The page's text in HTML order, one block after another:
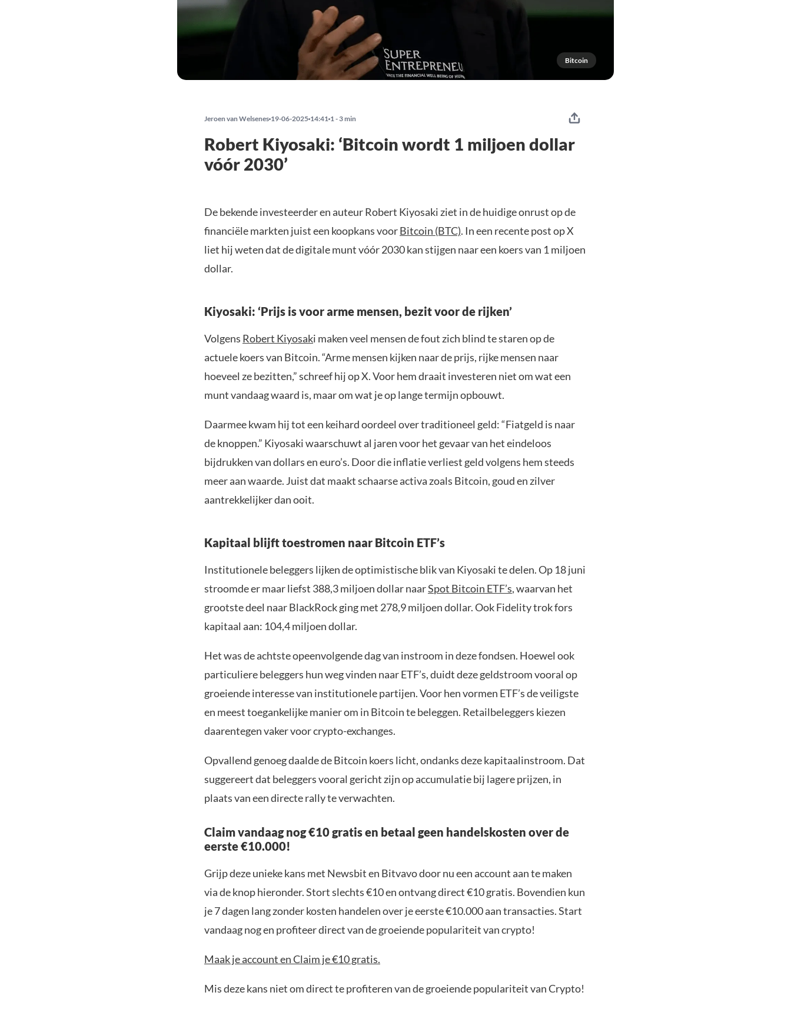
Bitcoin
Jeroen van Welsenes 19-06-2025 14:41 1 - 3 min
Robert Kiyosaki: ‘Bitcoin wordt 1 miljoen dollar
vóór 2030’
De bekende investeerder en auteur Robert Kiyosaki ziet in de huidige onrust op de
financiële markten juist een koopkans voorBitcoin (BTC). In een recente post op X
liet hij weten dat de digitale munt vóór 2030 kan stijgen naar een koers van 1 miljoen
dollar.
Kiyosaki: ‘Prijs is voor arme mensen, bezit voor de rijken’
Volgens Robert Kiyosaki maken veel mensen de fout zich blind te staren op de
actuele koers van Bitcoin. “Arme mensen kijken naar de prijs, rijke mensen naar
hoeveel ze bezitten,” schreef hij op X. Voor hem draait investeren niet om wat een
munt vandaag waard is, maar om wat je op lange termijn opbouwt.
Daarmee kwam hij tot een keihard oordeel over traditioneel geld: “Fiatgeld is naar
de knoppen.” Kiyosaki waarschuwt al jaren voor het gevaar van het eindeloos
bijdrukken van dollars en euro’s. Door die inflatie verliest geld volgens hem steeds
meer aan waarde. Juist dat maakt schaarse activa zoals Bitcoin, goud en zilver
aantrekkelijker dan ooit.
Kapitaal blijft toestromen naar Bitcoin ETF’s
Institutionele beleggers lijken de optimistische blik van Kiyosaki te delen. Op 18 juni
stroomde er maar liefst 388,3 miljoen dollar naarSpot Bitcoin ETF’s, waarvan het
grootste deel naar BlackRock ging met 278,9 miljoen dollar. Ook Fidelity trok fors
kapitaal aan: 104,4 miljoen dollar.
Het was de achtste opeenvolgende dag van instroom in deze fondsen. Hoewel ook
particuliere beleggers hun weg vinden naar ETF’s, duidt deze geldstroom vooral op
groeiende interesse van institutionele partijen. Voor hen vormen ETF’s de veiligste
en meest toegankelijke manier om in Bitcoin te beleggen. Retailbeleggers kiezen
daarentegen vaker voor crypto-exchanges.
Opvallend genoeg daalde de Bitcoin koers licht, ondanks deze kapitaalinstroom. Dat
suggereert dat beleggers vooral gericht zijn op accumulatie bij lagere prijzen, in
plaats van een directe rally te verwachten.
Claim vandaag nog €10 gratis en betaal geen handelskosten over de
eerste €10.000!
Grijp deze unieke kans met Newsbit en Bitvavo door nu een account aan te maken
via de knop hieronder. Stort slechts €10 en ontvang direct €10 gratis. Bovendien kun
je 7 dagen lang zonder kosten handelen over je eerste €10.000 aan transacties. Start
vandaag nog en profiteer direct van de groeiende populariteit van crypto!
Maak je account en Claim je €10 gratis.
Mis deze kans niet om direct te profiteren van de groeiende populariteit van Crypto!